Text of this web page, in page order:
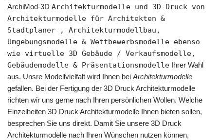
ArchiMod-3D Architekturmodelle und 3D-Druck von
Architekturmodelle für Architekten &
Stadtplaner , Architekturmodellbau,
Umgebungsmodelle & Wettbewerbsmodelle ebenso
wie virtuelle 3D Gebäude / Verkaufsmodelle,
Gebäudemodelle & Präsentationsmodelle Ihrer Wahl
aus. Unsre Modellvielfalt wird Ihnen bei Architekturmodelle
gefallen. Bei der Fertigung der 3D Druck Architekturmodelle
richten wir uns gerne nach Ihren persönlichen Wollen. Welche
Einzelheiten 3D Druck Architekturmodelle Ihnen bieten sollen,
besprechen Sie uns direkt. Damit Sie unsere 3D Druck
Architekturmodelle nach Ihren Wünschen nutzen können,